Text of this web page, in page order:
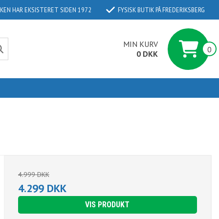
HAR EKSISTERET SIDEN 1972 FYSISK BUTIK PÅ FREDERIKSBERG
MIN KURV
0 DKK
0
4.999 DKK
4.299 DKK
VIS PRODUKT